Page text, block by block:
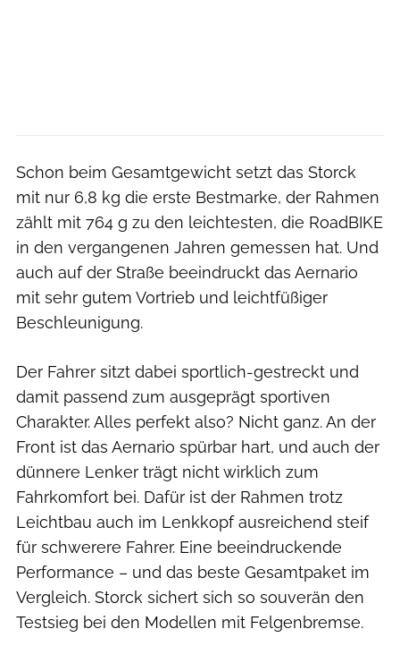
Schon beim Gesamtgewicht setzt das Storck
mit nur 6,8 kg die erste Bestmarke, der Rahmen
zählt mit 764 g zu den leichtesten, die RoadBIKE
in den vergangenen Jahren gemessen hat. Und
auch auf der Straße beeindruckt das Aernario
mit sehr gutem Vortrieb und leichtfüßiger
Beschleunigung.
Der Fahrer sitzt dabei sportlich-gestreckt und
damit passend zum ausgeprägt sportiven
Charakter. Alles perfekt also? Nicht ganz. An der
Front ist das Aernario spürbar hart, und auch der
dünnere Lenker trägt nicht wirklich zum
Fahrkomfort bei. Dafür ist der Rahmen trotz
Leichtbau auch im Lenkkopf ausreichend steif
für schwerere Fahrer. Eine beeindruckende
Performance – und das beste Gesamtpaket im
Vergleich. Storck sichert sich so souverän den
Testsieg bei den Modellen mit Felgenbremse.